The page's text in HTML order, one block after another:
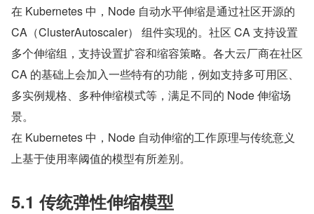
在 Kubernetes 中，Node 自动水平伸缩是通过社区开源的
CA（ClusterAutoscaler） 组件实现的。社区 CA 支持设置
多个伸缩组，支持设置扩容和缩容策略。各大云厂商在社区
CA 的基础上会加入一些特有的功能，例如支持多可用区、
多实例规格、多种伸缩模式等，满足不同的 Node 伸缩场
景。
在 Kubernetes 中，Node 自动伸缩的工作原理与传统意义
上基于使用率阈值的模型有所差别。
5.1 传统弹性伸缩模型